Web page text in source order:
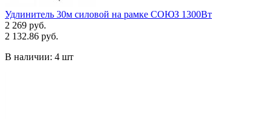
Удлинитель 30м силовой на рамке СОЮЗ 1300Вт
2 269 руб.
2 132.86 руб.
В наличии: 4 шт